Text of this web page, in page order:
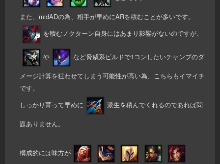
また、midADの為、相手が早めにARを積むことが多いです。
を積むノクターン自身にはあまり影響がないのですが、
や など脅威系ビルドで1コンしたいチャンプのダ
メージ計算を狂わせてしまう可能性が高い為、こちらもイマイチ
です。
しっかり育って早めに
派生を積んでくれるのであれば問
題ありません。
構成的には味方が